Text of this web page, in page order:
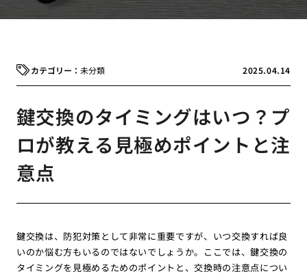
2025.04.14
未分類
鍵交換のタイミングはいつ？プ
ロが教える見極めポイントと注
意点
鍵交換は、防犯対策として非常に重要ですが、いつ交換すれば良
いのか悩む方もいるのではないでしょうか。ここでは、鍵交換の
タイミングを見極めるためのポイントと、交換時の注意点につい